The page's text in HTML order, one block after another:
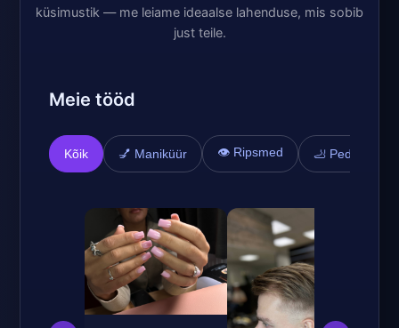
küsimustik — me leiame ideaalse lahenduse, mis sobib
just teile.
Meie tööd
Kõik 💅 Maniküür 👁️ Ripsmed 🦶 Pediküür